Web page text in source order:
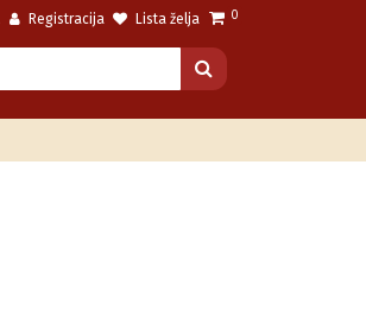
Registracija Lista želja 0